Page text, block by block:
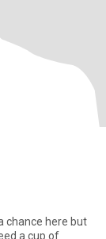
chance here but
a cup of